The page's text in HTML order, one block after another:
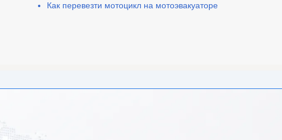
Как перевезти мотоцикл на мотоэвакуаторе